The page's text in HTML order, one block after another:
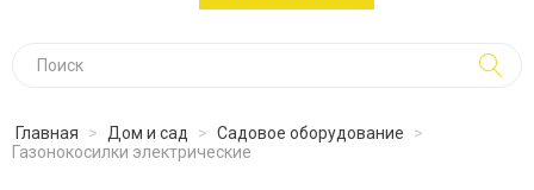
Главная > Дом и сад > Садовое оборудование
>
Газонокосилки электрические